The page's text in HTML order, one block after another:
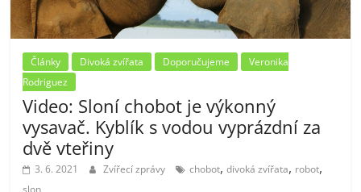
Články Divoká zvířata Doporučujeme
Veronika
Rodriguez
Video: Sloní chobot je výkonný
vysavač. Kyblík s vodou vyprázdní za
dvě vteřiny
3. 6. 2021 Zvířecí zprávy chobot,divoká zvířata, robot,